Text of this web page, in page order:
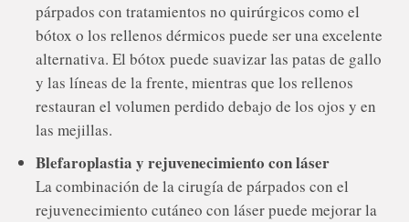
párpados con tratamientos no quirúrgicos como el
bótox o los rellenos dérmicos puede ser una excelente
alternativa. El bótox puede suavizar las patas de gallo
y las líneas de la frente, mientras que los rellenos
restauran el volumen perdido debajo de los ojos y en
las mejillas.
Blefaroplastia y rejuvenecimiento con láser
La combinación de la cirugía de párpados con el
rejuvenecimiento cutáneo con láser puede mejorar la